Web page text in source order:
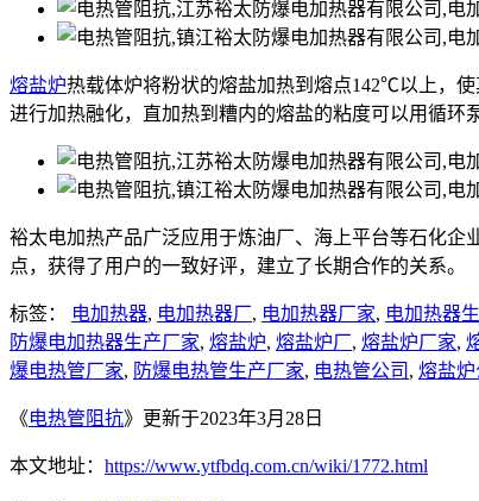
熔盐炉热载体炉将粉状的熔盐加热到熔点142℃以上，
进行加热融化，直加热到糟内的熔盐的粘度可以用循环
裕太电加热产品广泛应用于炼油厂、海上平台等石化
点，获得了用户的一致好评，建立了长期合作的关系。
标签： 电加热器, 电加热器厂, 电加热器厂家, 电加热器
防爆电加热器生产厂家, 熔盐炉, 熔盐炉厂, 熔盐炉厂家,
爆电热管厂家, 防爆电热管生产厂家, 电热管公司 , 熔盐炉
《电热管阻抗》更新于2023年3月28日
本文地址： https://www.ytfbdq.com.cn/wiki/1772.html